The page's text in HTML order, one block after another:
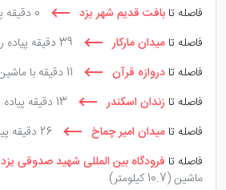
فاصله تا بافت قدیم شهر یزد 0 دقیقه پیاده روی
فاصله تا میدان مارکار 39 دقیقه پیاده روی
فاصله تا دروازه قرآن 11 دقیقه با ماشین
فاصله تا زندان اسکندر 13 دقیقه پیاده روی
فاصله تا میدان امیر چماخ 26 دقیقه پیاده روی
فاصله تا فرودگاه بین المللی شهید صدوقی یزد
ماشین(10.7 کیلومتر)